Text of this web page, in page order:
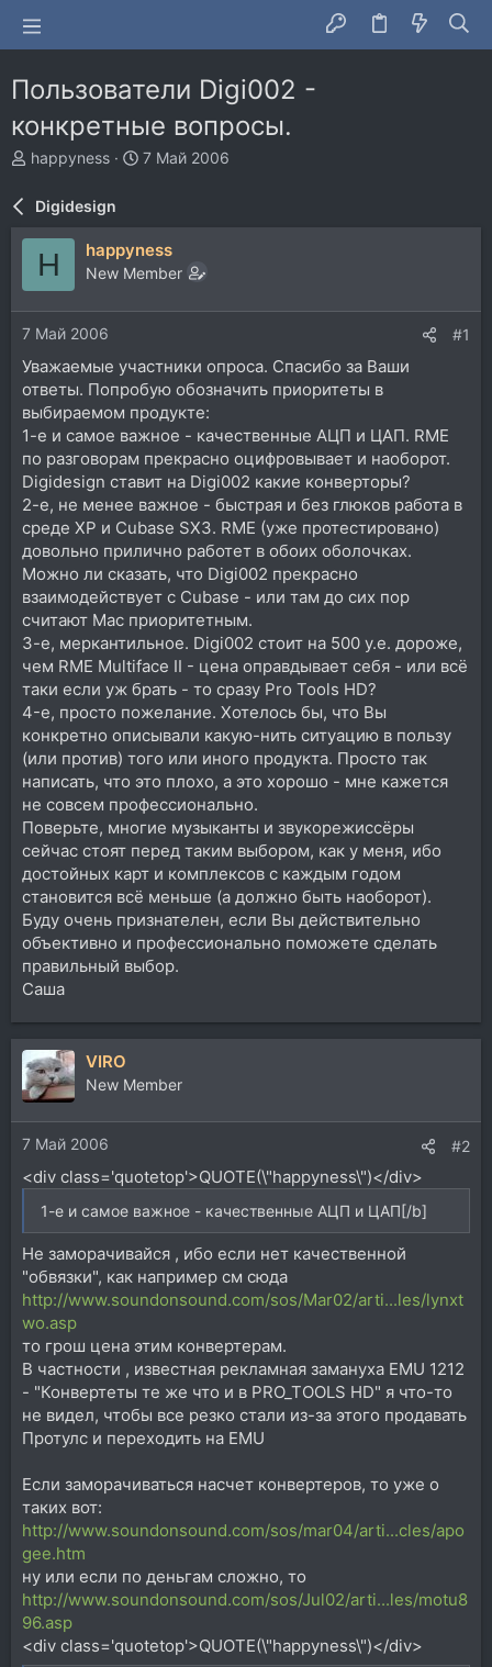
Пользователи Digi002 -
конкретные вопросы.
А
т
р
happyness
Д
а
ч
7 Май 2006
Digidesign
H happyness
New Member
7 Май 2006 #1
Уважаемые участники опроса. Спасибо за Ваши
ответы. Попробую обозначить приоритеты в
выбираемом продукте:
1-е и самое важное - качественные АЦП и ЦАП. RME
по разговорам прекрасно оцифровывает и наоборот.
Digidesign ставит на Digi002 какие конверторы?
2-е, не менее важное - быстрая и без глюков работа в
среде XP и Cubase SX3. RME (уже протестировано)
довольно прилично работет в обоих оболочках.
Можно ли сказать, что Digi002 прекрасно
взаимодействует с Cubase - или там до сих пор
считают Mac приоритетным.
3-е, меркантильное. Digi002 стоит на 500 у.е. дороже,
чем RME Multiface II - цена оправдывает себя - или всё
таки если уж брать - то сразу Pro Tools HD?
4-е, просто пожелание. Хотелось бы, что Вы
конкретно описывали какую-нить ситуацию в пользу
(или против) того или иного продукта. Просто так
написать, что это плохо, а это хорошо - мне кажется
не совсем профессионально.
Поверьте, многие музыканты и звукорежиссёры
сейчас стоят перед таким выбором, как у меня, ибо
достойных карт и комплексов с каждым годом
становится всё меньше (а должно быть наоборот).
Буду очень признателен, если Вы действительно
объективно и профессионально поможете сделать
правильный выбор.
Саша
VIRO
New Member
7 Май 2006 #2
<div class='quotetop'>QUOTE(\"happyness\")</div>
1-е и самое важное - качественные АЦП и ЦАП[/b]
Не заморачивайся , ибо если нет качественной
"обвязки", как например см сюда
http://www.soundonsound.com/sos/Mar02/arti...les/lynxt
wo.asp
то грош цена этим конвертерам.
В частности , известная рекламная замануха EMU 1212
- "Конвертеты те же что и в PRO_TOOLS HD" я что-то
не видел, чтобы все резко стали из-за этого продавать
Протулс и переходить на EMU
Если заморачиваться насчет конвертеров, то уже о
таких вот:
http://www.soundonsound.com/sos/mar04/arti...cles/apo
gee.htm
ну или если по деньгам сложно, то
http://www.soundonsound.com/sos/Jul02/arti...les/motu8
96.asp
<div class='quotetop'>QUOTE(\"happyness\")</div>